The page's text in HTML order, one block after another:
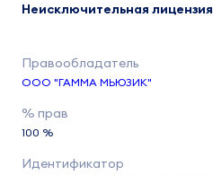
Неисключительная лицензия
ООО "ГАММА МЬЮЗИК"
100 %